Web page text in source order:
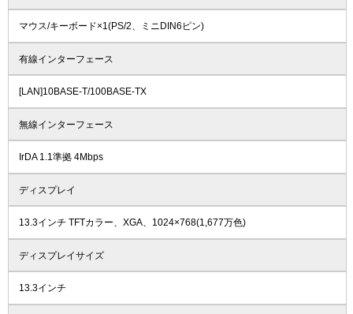
マウス/キーボード×1(PS/2、ミニDIN6ピン)
有線インターフェース
[LAN]10BASE-T/100BASE-TX
無線インターフェース
IrDA 1.1準拠 4Mbps
ディスプレイ
13.3インチ TFTカラー、XGA、1024×768(1,677万色)
ディスプレイサイズ
13.3インチ